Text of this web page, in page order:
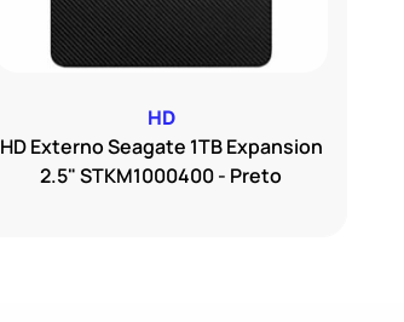
HD
HD Externo Seagate 1TB Expansion
2.5" STKM1000400 - Preto